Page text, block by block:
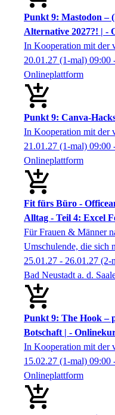
Punkt 9: Mastodon –
Alternative 2027?! | -
In Kooperation mit der
20.01.27 (1-mal) 09:00
Onlineplattform
Punkt 9: Canva-
In Kooperation mit der
21.01.27 (1-mal) 09:00
Onlineplattform
Fit fürs Büro -
Alltag - Teil 4: Excel
Für Frauen & Männer
Umschulende, die sich
25.01.27 - 26.01.27 (2-
Bad Neustadt a. d.
Punkt 9: The Hook –
Botschaft | -
In Kooperation mit der
15.02.27 (1-mal) 09:00
Onlineplattform